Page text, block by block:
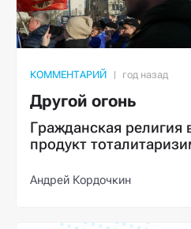
КОММЕНТАРИЙ
Другой огонь
Гражданская религия
продукт
Андрей Кордочкин